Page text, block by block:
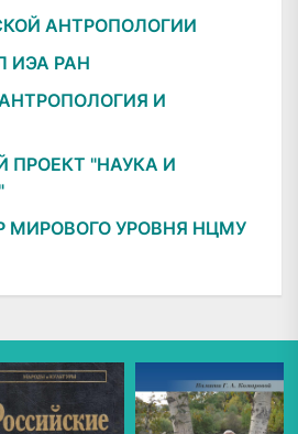
АНТРОПОЛОГИИ
ИЭА РАН
И
"НАУКА И
МИРОВОГО УРОВНЯ НЦМУ